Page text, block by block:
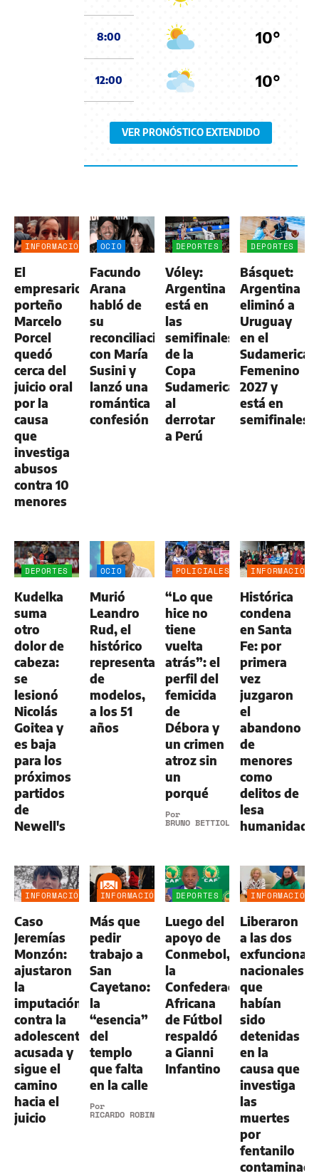
8:00 10°
12:00 10°
VER PRONÓSTICO EXTENDIDO
INFORMACIÓN
El
empresario
porteño
Marcelo
Porcel
quedó
cerca del
juicio oral
por la
causa
que
investiga
abusos
contra 10
menores
OCIO
Facundo
Arana
habló de
su
reconciliación
con María
Susini y
lanzó una
romántica
confesión
DEPORTES
Vóley:
Argentina
está en
las
semifinales
de la
Copa
Sudamericana
al
derrotar
a Perú
DEPORTES
Básquet:
Argentina
eliminó a
Uruguay
en el
Femenino
2027 y
está en
semifinales
DEPORTES
Kudelka
suma
otro
dolor de
cabeza:
se
lesionó
Nicolás
Goitea y
es baja
para los
próximos
partidos
de
Newell's
OCIO
Murió
Leandro
Rud, el
histórico
representante
de
modelos,
a los 51
años
POLICIALES
“Lo que
hice no
tiene
vuelta
atrás”: el
perfil del
femicida
de
Débora y
un crimen
atroz sin
un
porqué
Por
BRUNO BETTIOL
INFORMACIÓN
Histórica
condena
en Santa
Fe: por
primera
vez
juzgaron
el
abandono
de
menores
como
delitos de
lesa
humanidad
INFORMACIÓN
Caso
Jeremías
Monzón:
ajustaron
la
imputación
contra la
adolescente
acusada y
sigue el
camino
hacia el
juicio
INFORMACIÓN
Más que
pedir
trabajo a
San
Cayetano:
la
“esencia”
del
templo
que falta
en la calle
Por
RICARDO ROBINS
DEPORTES
Luego del
apoyo de
Conmebol,
la
Confederación
Africana
de Fútbol
respaldó
a Gianni
Infantino
INFORMACIÓN
Liberaron
a las dos
nacionales
que
habían
sido
detenidas
en la
causa que
investiga
las
muertes
por
fentanilo
contaminado